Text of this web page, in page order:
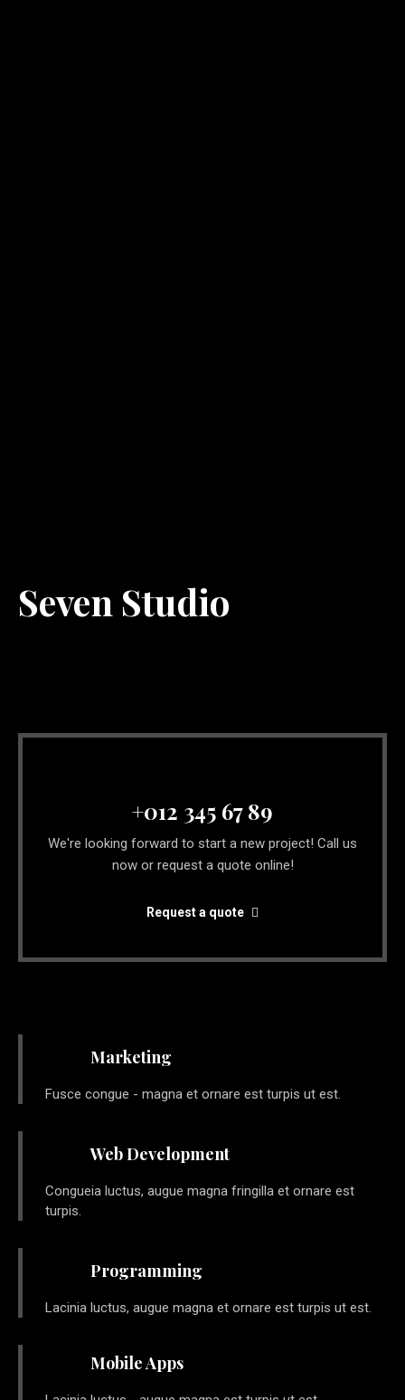
Seven Studio
+012 345 67 89
We're looking forward to start a new project! Call us
now or request a quote online!
Request a quote
Marketing
Fusce congue - magna et ornare est turpis ut est.
Web Development
Congueia luctus, augue magna fringilla et ornare est
turpis.
Programming
Lacinia luctus, augue magna et ornare est turpis ut est.
Mobile Apps